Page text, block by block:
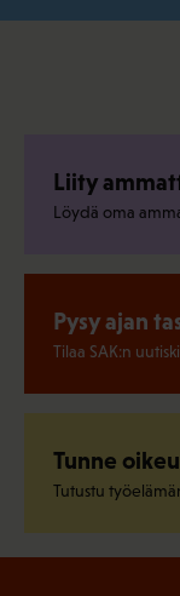
Liity
Löydä oma
Pysy ajan
Tilaa SAK:n
Tunne
Tutustu